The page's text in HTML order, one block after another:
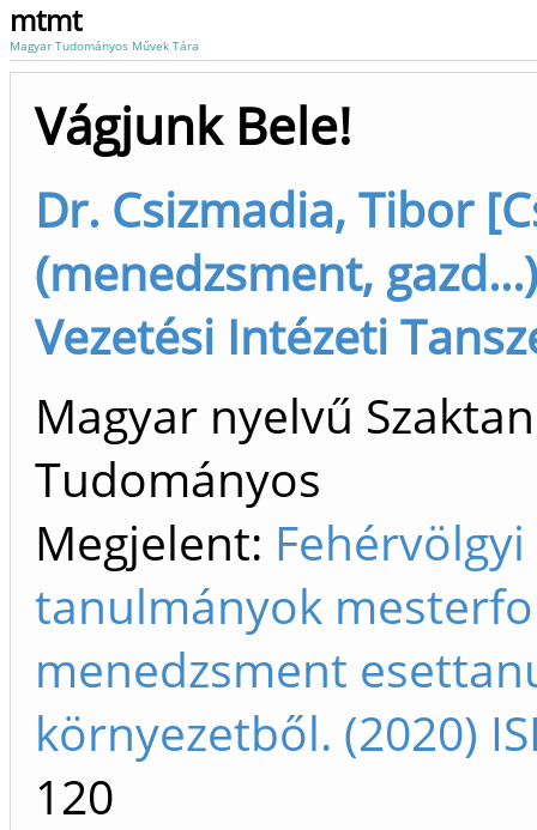
mtmt
Magyar Tudományos Művek Tára
Vágjunk Bele!
Dr. Csizmadia, Tibor
(menedzsment,
Vezetési Intézeti
Magyar nyelvű
Tudományos
Megjelent:
tanulmányok
menedzsment
környezetből. (2020)
120